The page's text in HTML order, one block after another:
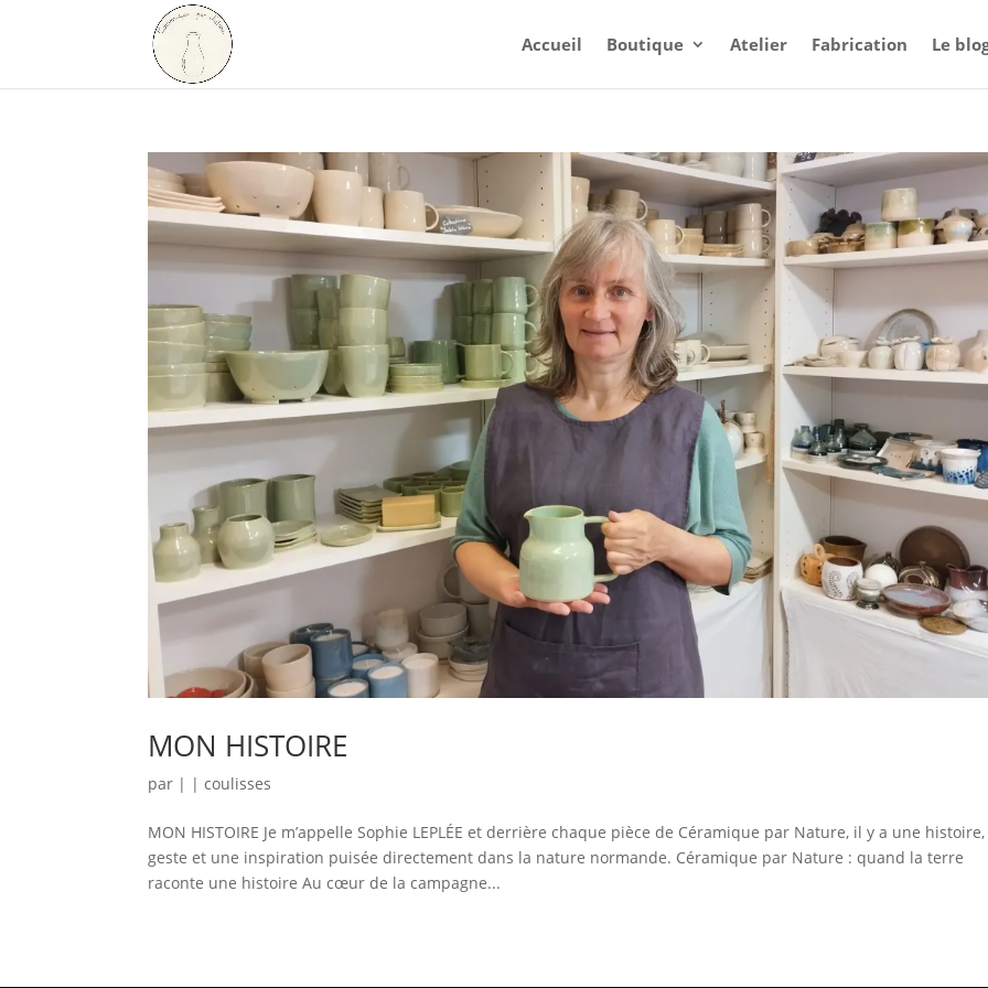
Accueil Boutique Atelier Fabrication Le
MON HISTOIRE
par | |coulisses
MON HISTOIRE Je m’appelle Sophie LEPLÉE et derrière chaque pièce de Céramique par Nature, il y a une
geste et une inspiration puisée directement dans la nature normande. Céramique par Nature : quand la terre
raconte une histoire Au cœur de la campagne...